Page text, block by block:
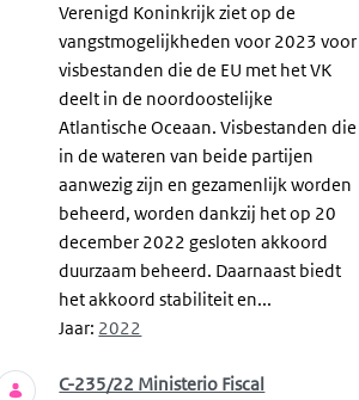
Verenigd Koninkrijk ziet op de
vangstmogelijkheden voor 2023 voor
visbestanden die de EU met het VK
deelt in de noordoostelijke
Atlantische Oceaan. Visbestanden die
in de wateren van beide partijen
aanwezig zijn en gezamenlijk worden
beheerd, worden dankzij het op 20
december 2022 gesloten akkoord
duurzaam beheerd. Daarnaast biedt
het akkoord stabiliteit en...
Jaar: 2022
C-235/22 Ministerio Fiscal